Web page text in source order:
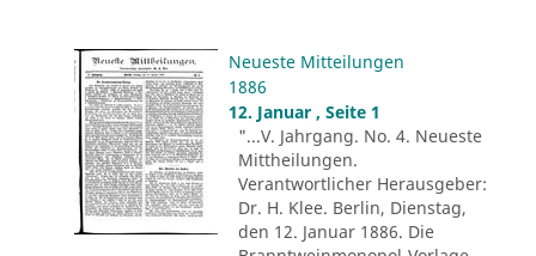
Neueste Mitteilungen
1886
12. Januar , Seite 1
"...V. Jahrgang. No. 4. Neueste
Mittheilungen.
Verantwortlicher Herausgeber:
Dr. H. Klee. Berlin, Dienstag,
den 12. Januar 1886. Die